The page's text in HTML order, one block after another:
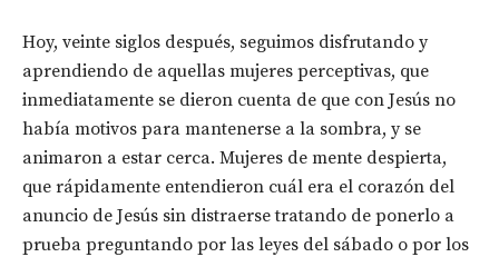
Hoy, veinte siglos después, seguimos disfrutando y
aprendiendo de aquellas mujeres perceptivas, que
inmediatamente se dieron cuenta de que con Jesús no
había motivos para mantenerse a la sombra, y se
animaron a estar cerca. Mujeres de mente despierta,
que rápidamente entendieron cuál era el corazón del
anuncio de Jesús sin distraerse tratando de ponerlo a
prueba preguntando por las leyes del sábado o por los